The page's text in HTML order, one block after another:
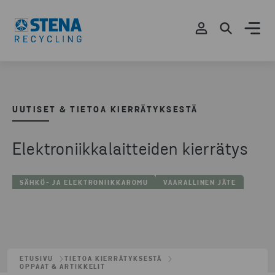
UUTISET & TIETOA KIERRÄTYKSESTÄ
Elektroniikkalaitteiden kierrätys
SÄHKÖ- JA ELEKTRONIIKKAROMU VAARALLINEN JÄTE
ETUSIVU
TIETOA KIERRÄTYKSESTÄ
OPPAAT & ARTIKKELIT